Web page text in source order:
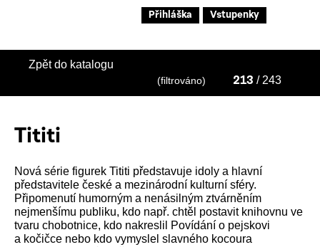
Přihláška Vstupenky
Zpět do katalogu
(filtrováno) 213 / 243
Tititi
Nová série figurek Tititi představuje idoly a hlavní
představitele české a mezinárodní kulturní sféry.
Připomenutí humorným a nenásilným ztvárněním
nejmenšímu publiku, kdo např. chtěl postavit knihovnu ve
tvaru chobotnice, kdo nakreslil Povídání o pejskovi
a kočičce nebo kdo vymyslel slavného kocoura